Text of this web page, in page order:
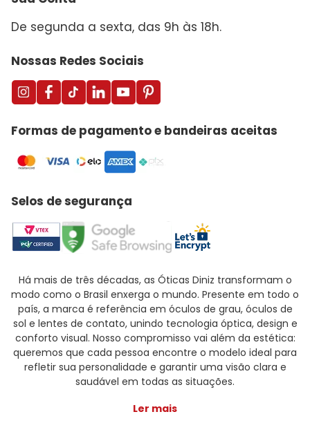
De segunda a sexta, das 9h às 18h.
Nossas Redes Sociais
Formas de pagamento e bandeiras aceitas
Selos de segurança
Há mais de três décadas, as Óticas Diniz transformam o
modo como o Brasil enxerga o mundo. Presente em todo o
país, a marca é referência em óculos de grau, óculos de
sol e lentes de contato, unindo tecnologia óptica, design e
conforto visual. Nosso compromisso vai além da estética:
queremos que cada pessoa encontre o modelo ideal para
refletir sua personalidade e garantir uma visão clara e
saudável em todas as situações.
Ler mais